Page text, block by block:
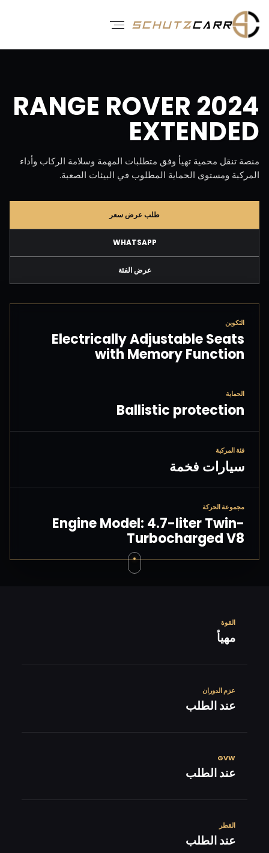
RANGE ROVER 2024
EXTENDED
منصة تنقل محمية تهيأ وفق متطلبات المهمة وسلامة الركاب وأداء
المركبة ومستوى الحماية المطلوب في البيئات الصعبة.
طلب عرض سعر
WHATSAPP
عرض الفئة
التكوين
Electrically Adjustable Seats
with Memory Function
الحماية
Ballistic protection
فئة المركبة
سيارات فخمة
مجموعة الحركة
Engine Model: 4.7-liter Twin-
Turbocharged V8
القوة
مهيأ
عزم الدوران
عند الطلب
GVW
عند الطلب
القطر
عند الطلب